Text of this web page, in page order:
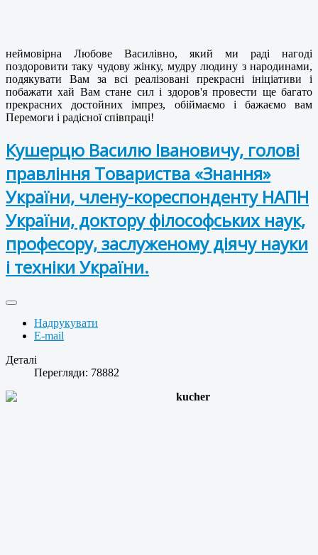
неймовірна Любове Василівно, який ми раді нагоді
поздоровити таку чудову жінку, мудру людину з народинами,
подякувати Вам за всі реалізовані прекрасні ініціативи і
побажати хай Вам стане сил і здоров'я провести ще багато
прекрасних достойних імпрез, обіймаємо і бажаємо вам
Перемоги і радісної співпраці!
Кушерцю Василю Івановичу, голові
правління Товариства «Знання»
України, члену-кореспонденту НАПН
України, доктору філософських наук,
професору, заслуженому діячу науки
і техніки України.
Надрукувати
E-mail
Деталі
Перегляди: 78882